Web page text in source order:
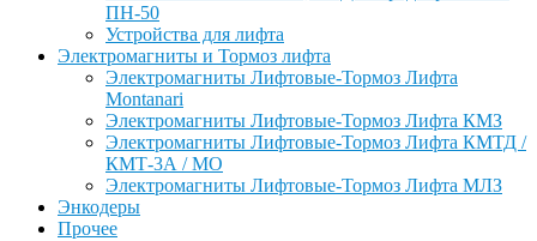
ПН-50
Устройства для лифта
Электромагниты и Тормоз лифта
Электромагниты Лифтовые-Тормоз Лифта
Montanari
Электромагниты Лифтовые-Тормоз Лифта КМЗ
Электромагниты Лифтовые-Тормоз Лифта КМТД /
КМТ-3А / МО
Электромагниты Лифтовые-Тормоз Лифта МЛЗ
Энкодеры
Прочее